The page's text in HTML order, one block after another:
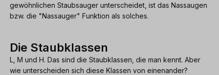
gewöhnlichen Staubsauger unterscheidet, ist das Nassaugen
bzw. die "Nassauger" Funktion als solches.
Die Staubklassen
L, M und H. Das sind die Staubklassen, die man kennt. Aber
wie unterscheiden sich diese Klassen von einenander?